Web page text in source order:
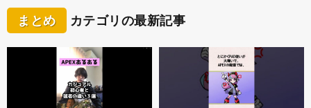
まとめ カテゴリの最新記事